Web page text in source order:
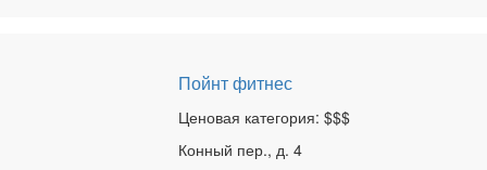
Пойнт фитнес
Ценовая категория: $$$
Конный пер., д. 4